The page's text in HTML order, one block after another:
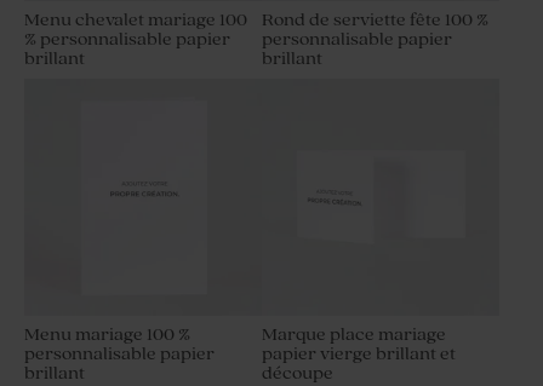
Menu chevalet mariage 100
% personnalisable papier
brillant
Rond de serviette fête 100 %
personnalisable papier
brillant
Menu mariage 100 %
personnalisable papier
brillant
Marque place mariage
papier vierge brillant et
découpe